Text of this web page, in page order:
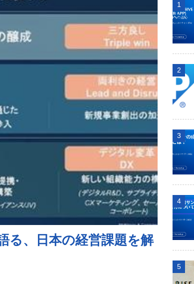
る、日本の経営課題を解
1
2
3
4
5